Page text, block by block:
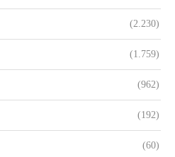
(2.230)
(1.759)
(962)
(192)
(60)